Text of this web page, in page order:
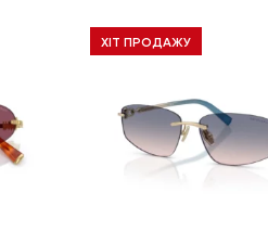
ХІТ ПРОДАЖУ